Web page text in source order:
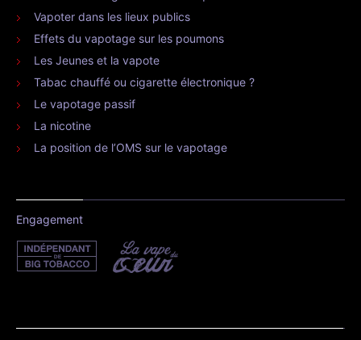
Vapoter dans les lieux publics
Effets du vapotage sur les poumons
Les Jeunes et la vapote
Tabac chauffé ou cigarette électronique ?
Le vapotage passif
La nicotine
La position de l’OMS sur le vapotage
Engagement